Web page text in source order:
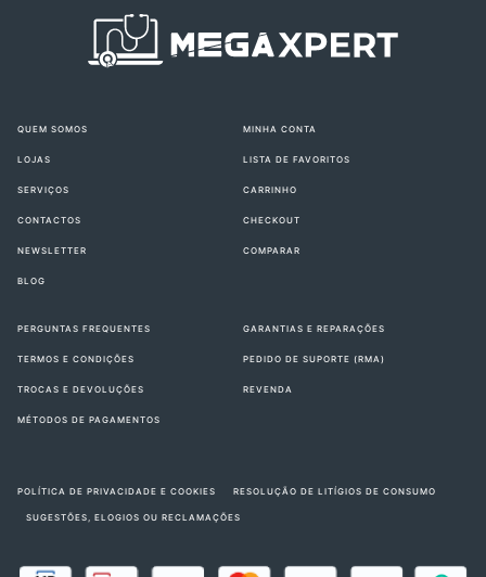
QUEM SOMOS
LOJAS
SERVIÇOS
CONTACTOS
NEWSLETTER
BLOG
MINHA CONTA
LISTA DE FAVORITOS
CARRINHO
CHECKOUT
COMPARAR
PERGUNTAS FREQUENTES
TERMOS E CONDIÇÕES
TROCAS E DEVOLUÇÕES
MÉTODOS DE PAGAMENTOS
GARANTIAS E REPARAÇÕES
PEDIDO DE SUPORTE (RMA)
REVENDA
POLÍTICA DE PRIVACIDADE E COOKIES RESOLUÇÃO DE LITÍGIOS DE CONSUMO
SUGESTÕES, ELOGIOS OU RECLAMAÇÕES